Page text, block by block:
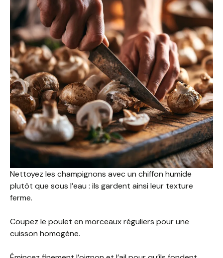
Nettoyez les champignons avec un chiffon humide
plutôt que sous l’eau : ils gardent ainsi leur texture
ferme.
Coupez le poulet en morceaux réguliers pour une
cuisson homogène.